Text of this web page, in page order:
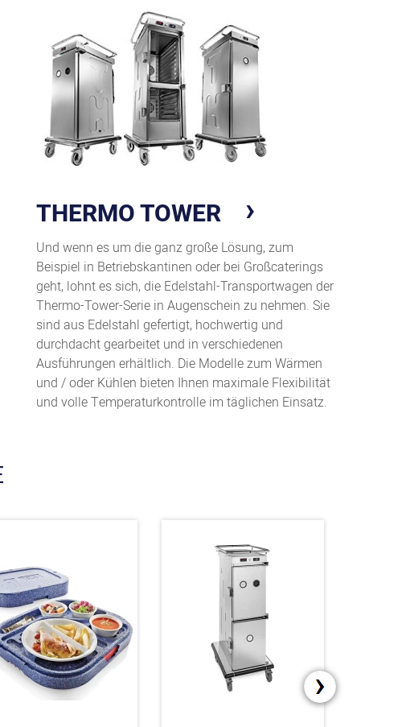
THERMO TOWER
Und wenn es um die ganz große Lösung, zum
Beispiel in Betriebskantinen oder bei Großcaterings
geht, lohnt es sich, die Edelstahl-Transportwagen der
Thermo-Tower-Serie in Augenschein zu nehmen. Sie
sind aus Edelstahl gefertigt, hochwertig und
durchdacht gearbeitet und in verschiedenen
Ausführungen erhältlich. Die Modelle zum Wärmen
und / oder Kühlen bieten Ihnen maximale Flexibilität
und volle Temperaturkontrolle im täglichen Einsatz.